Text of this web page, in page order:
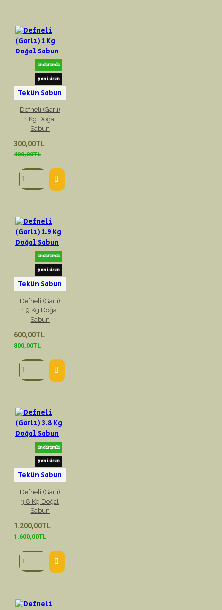
indirimli
yeni ürün
Tekün Sabun
Defneli (Garlı)
1 Kg Doğal
Sabun
300,00TL
400,00TL
indirimli
yeni ürün
Tekün Sabun
Defneli (Garlı)
1.9 Kg Doğal
Sabun
600,00TL
800,00TL
indirimli
yeni ürün
Tekün Sabun
Defneli (Garlı)
3.8 Kg Doğal
Sabun
1.200,00TL
1.600,00TL